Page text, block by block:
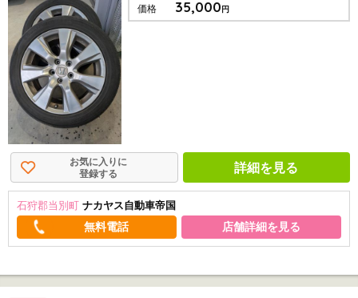
価格 35,000 円
お気に入りに
登録する
詳細を見る
石狩郡当別町 ナカヤス自動車帝国
店舗詳細を見る